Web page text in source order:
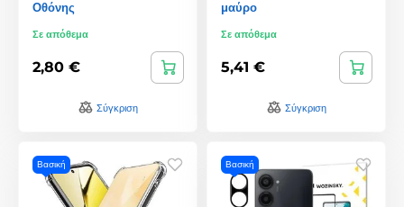
Οθόνης
Σε απόθεμα
2,80 €
Σύγκριση
μαύρο
Σε απόθεμα
5,41 €
Σύγκριση
Βασική Βασική